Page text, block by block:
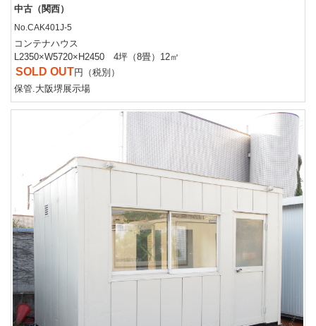
中古（関西）
No.CAK401J-5
コンテナハウス
L2350×W5720×H2450 4坪（8畳）12㎡
SOLD OUT円（税別）
保管.大阪堺展示場